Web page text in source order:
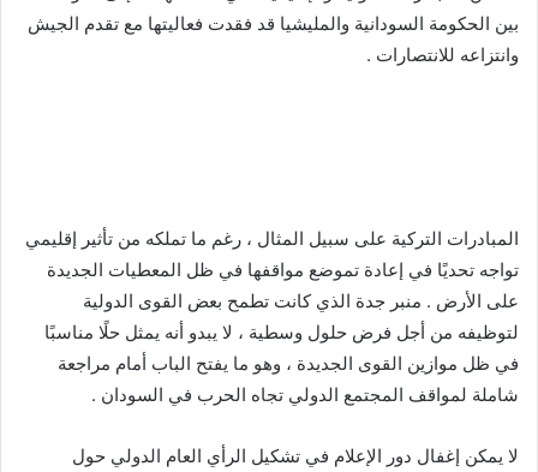
بين الحكومة السودانية والمليشيا قد فقدت فعاليتها مع تقدم الجيش
وانتزاعه للانتصارات .
المبادرات التركية على سبيل المثال ، رغم ما تملكه من تأثير إقليمي
تواجه تحديًا في إعادة تموضع مواقفها في ظل المعطيات الجديدة
على الأرض . منبر جدة الذي كانت تطمح بعض القوى الدولية
لتوظيفه من أجل فرض حلول وسطية ، لا يبدو أنه يمثل حلًا مناسبًا
في ظل موازين القوى الجديدة ، وهو ما يفتح الباب أمام مراجعة
شاملة لمواقف المجتمع الدولي تجاه الحرب في السودان .
لا يمكن إغفال دور الإعلام في تشكيل الرأي العام الدولي حول